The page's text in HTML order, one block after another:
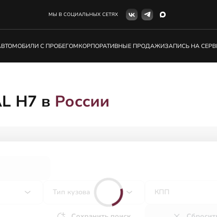
МЫ В СОЦИАЛЬНЫХ СЕТЯХ
С ПРОБЕГОМКОРПОРАТИВНЫЕ ПРОДАЖИЗАПИСЬ НА
H7 в России
Тип кузова КПП